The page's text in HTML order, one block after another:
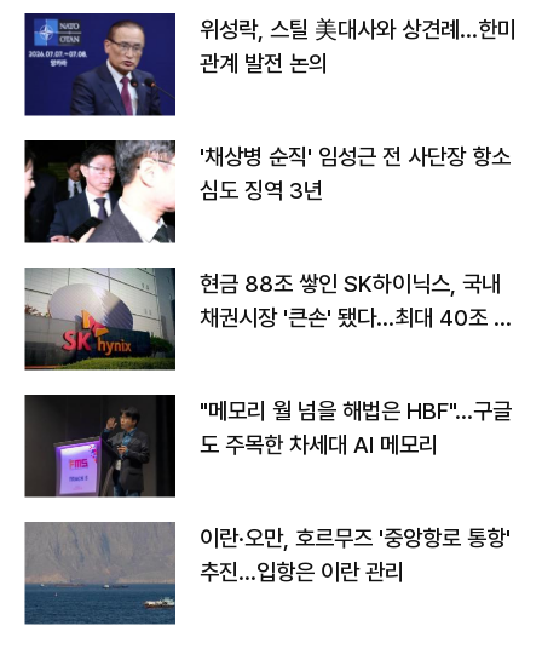
위성락, 스틸 美대사와 상견례…한미
관계 발전 논의
'채상병 순직' 임성근 전 사단장 항소
심도 징역 3년
현금 88조 쌓인 SK하이닉스, 국내
채권시장 '큰손' 됐다…최대 40조 투
"메모리 월 넘을 해법은 HBF"…구글
도 주목한 차세대 AI 메모리
이란·오만, 호르무즈 '중앙항로 통항'
추진…입항은 이란 관리